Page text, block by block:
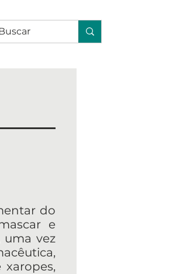
do
e
uma vez